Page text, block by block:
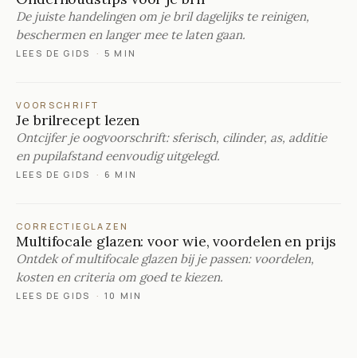
De juiste handelingen om je bril dagelijks te reinigen,
beschermen en langer mee te laten gaan.
LEES DE GIDS · 5 MIN
VOORSCHRIFT
Je brilrecept lezen
Ontcijfer je oogvoorschrift: sferisch, cilinder, as, additie
en pupilafstand eenvoudig uitgelegd.
LEES DE GIDS · 6 MIN
CORRECTIEGLAZEN
Multifocale glazen: voor wie, voordelen en prijs
Ontdek of multifocale glazen bij je passen: voordelen,
kosten en criteria om goed te kiezen.
LEES DE GIDS · 10 MIN